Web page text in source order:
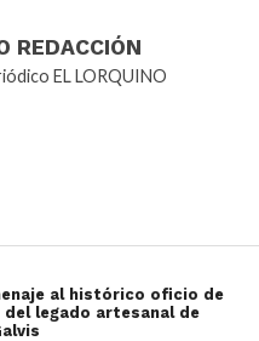
REDACCIÓN
EL LORQUINO
al histórico oficio de
legado artesanal de